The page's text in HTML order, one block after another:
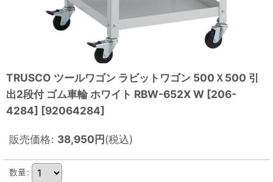
TRUSCO ツールワゴン ラビットワゴン 500Ｘ500 引
出2段付 ゴム車輪 ホワイト RBW-652X W [206-
4284] [92064284]
販売価格: 38,950円(税込)
数量: